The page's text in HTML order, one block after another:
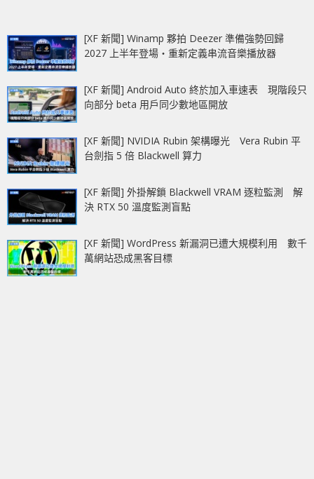
[XF 新聞] Winamp 夥拍 Deezer 準備強勢回歸
2027 上半年登場‧重新定義串流音樂播放器
[XF 新聞] Android Auto 終於加入車速表 現階段只
向部分 beta 用戶同少數地區開放
[XF 新聞] NVIDIA Rubin 架構曝光 Vera Rubin 平
台劍指 5 倍 Blackwell 算力
[XF 新聞] 外掛解鎖 Blackwell VRAM 逐粒監測 解
決 RTX 50 溫度監測盲點
[XF 新聞] WordPress 新漏洞已遭大規模利用 數千
萬網站恐成黑客目標